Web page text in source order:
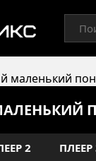
маленький
2 ПЛЕЕР